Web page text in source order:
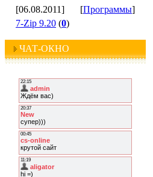
[06.08.2011] [Программы]
7-Zip 9.20 (0)
ЧАТ-ОКНО